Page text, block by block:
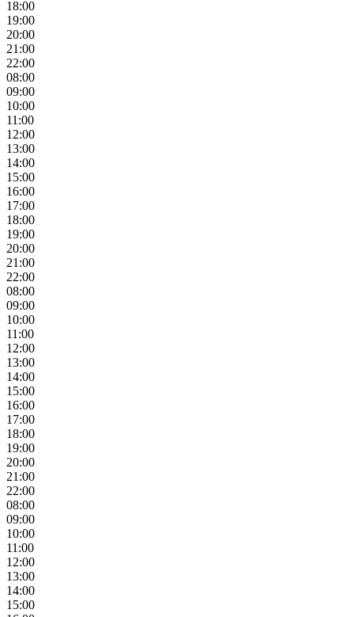
18:00
19:00
20:00
21:00
22:00
08:00
09:00
10:00
11:00
12:00
13:00
14:00
15:00
16:00
17:00
18:00
19:00
20:00
21:00
22:00
08:00
09:00
10:00
11:00
12:00
13:00
14:00
15:00
16:00
17:00
18:00
19:00
20:00
21:00
22:00
08:00
09:00
10:00
11:00
12:00
13:00
14:00
15:00